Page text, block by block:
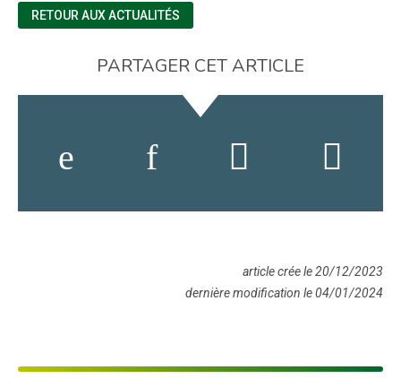
RETOUR AUX ACTUALITÉS
PARTAGER CET ARTICLE
article crée le 20/12/2023
dernière modification le 04/01/2024